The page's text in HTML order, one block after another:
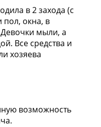
в 2 захода (с
окна, в
мыли, а
Все средства и
хозяева
возможность